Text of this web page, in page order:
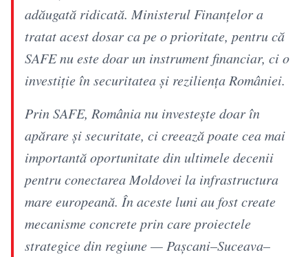
adăugată ridicată. Ministerul Finanțelor a
tratat acest dosar ca pe o prioritate, pentru că
SAFE nu este doar un instrument financiar, ci o
investiție în securitatea și reziliența României.
Prin SAFE, România nu investește doar în
apărare și securitate, ci creează poate cea mai
importantă oportunitate din ultimele decenii
pentru conectarea Moldovei la infrastructura
mare europeană. În aceste luni au fost create
mecanisme concrete prin care proiectele
strategice din regiune — Pașcani–Suceava–